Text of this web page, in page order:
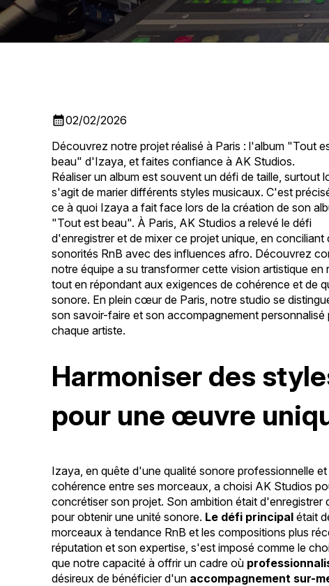
calendar_month02/02/2026
Découvrez notre projet réalisé à Paris : l'album "Tout
beau" d'Izaya, et faites confiance à AK Studios.
Réaliser un album est souvent un défi de taille, surtout
s'agit de marier différents styles musicaux. C'est
ce à quoi Izaya a fait face lors de la création de son
"Tout est beau". À Paris, AK Studios a relevé le défi
d'enregistrer et de mixer ce projet unique, en conciliant
sonorités RnB avec des influences afro. Découvrez
notre équipe a su transformer cette vision artistique en
tout en répondant aux exigences de cohérence et de
sonore. En plein cœur de Paris, notre studio se
son savoir-faire et son accompagnement personnalisé
chaque artiste.
Harmoniser des
pour une œuvre
Izaya, en quête d'une qualité sonore professionnelle
cohérence entre ses morceaux, a choisi AK Studios
concrétiser son projet. Son ambition était
pour obtenir une unité sonore. Le défi principal était
morceaux à tendance RnB et les compositions plus
réputation et son expertise, s'est imposé comme le
que notre capacité à offrir un cadre où
désireux de bénéficier d'un accompagnement sur-